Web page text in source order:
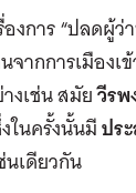
การ “ปลดผู้ว่
ากการเมือง
งเช่น สมัยวีรพ
ในครั้งนั้นมีปร
นเดียวกัน